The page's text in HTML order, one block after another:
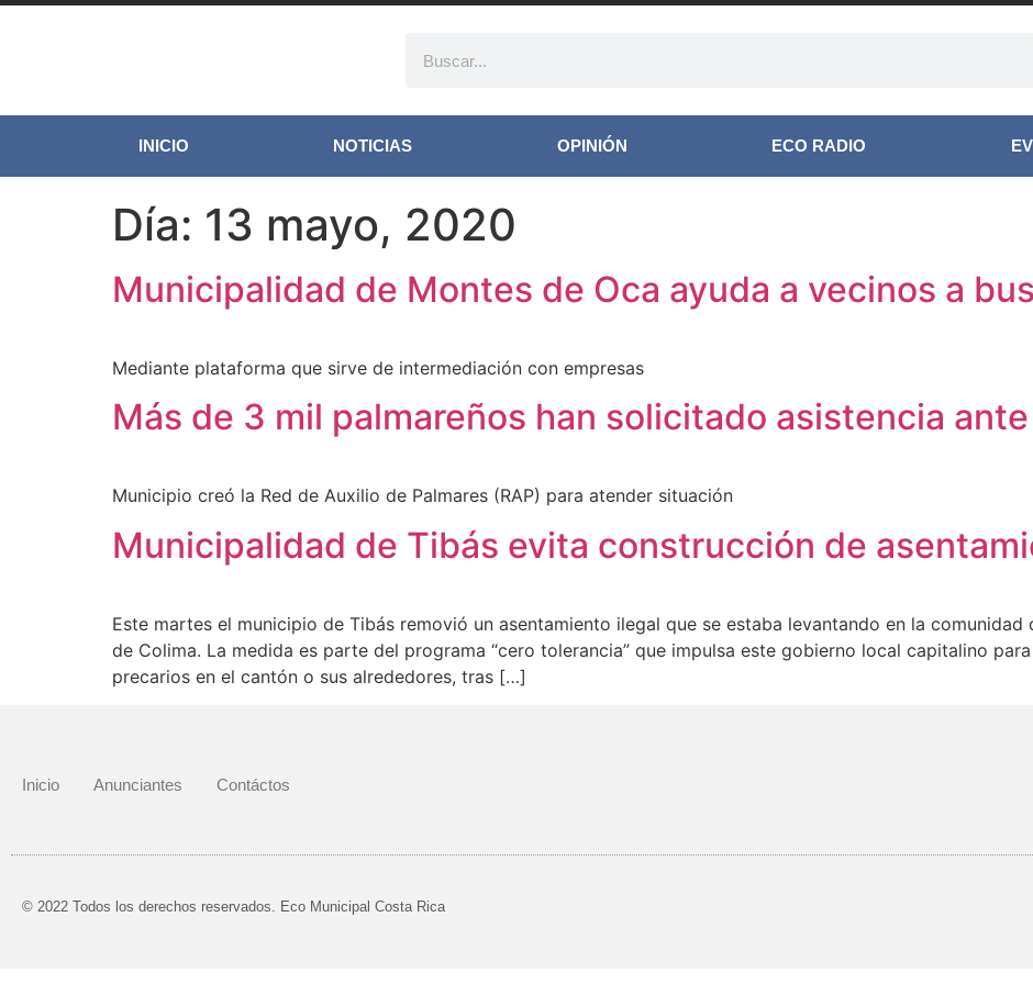
INICIO NOTICIAS OPINIÓN ECO RADIO
Día: 13 mayo, 2020
Municipalidad de Montes de Oca ayuda a vecinos a
Mediante plataforma que sirve de intermediación con empresas
Más de 3 mil palmareños han solicitado asistencia
Municipio creó la Red de Auxilio de Palmares (RAP) para atender situación
Municipalidad de Tibás evita construcción de
Este martes el municipio de Tibás removió un asentamiento ilegal que se estaba levantando en la
de Colima. La medida es parte del programa “cero tolerancia” que impulsa este gobierno local capitalino
precarios en el cantón o sus alrededores, tras […]
Inicio Anunciantes Contáctos
© 2022 Todos los derechos reservados. Eco Municipal Costa Rica